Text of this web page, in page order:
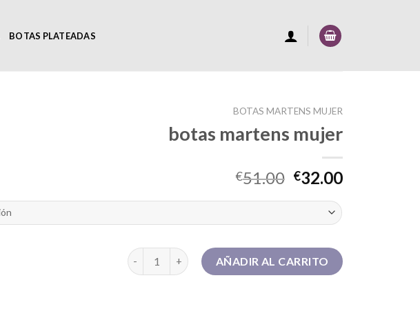
BOTAS PLATEADAS
BOTAS MARTENS MUJER
botas martens mujer
€51.00 €32.00
botas martens mujer cantidadAÑADIR AL CARRITO